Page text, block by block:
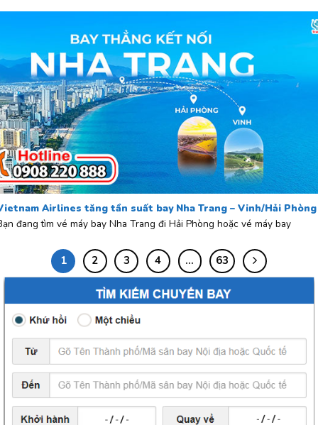
Airlines tăng tần suất bay Nha Trang – Vinh/Hải Phòng
đang tìm vé máy bay Nha Trang đi Hải Phòng hoặc vé máy bay
1 2 3 4 … 63